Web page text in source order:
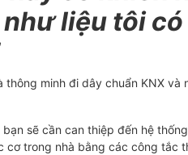
liệu tôi
thông minh đi dây chuẩn KNX
sẽ cần can thiệp đến hệ
trong nhà bằng các công tắc